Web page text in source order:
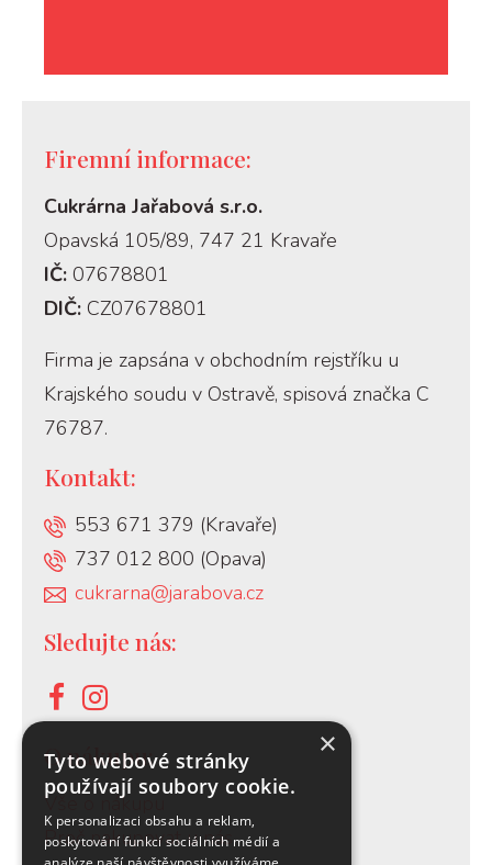
Firemní informace:
Cukrárna Jařabová s.r.o.
Opavská 105/89, 747 21 Kravaře
IČ: 07678801
DIČ: CZ07678801
Firma je zapsána v obchodním rejstříku u
Krajského soudu v Ostravě, spisová značka C
76787.
Kontakt:
553 671 379 (Kravaře)
737 012 800 (Opava)
cukrarna@jarabova.cz
Sledujte nás:
O nákupu:
Vše o nákupu
Proč nakupovat u nás
×
Tyto webové stránky
používají soubory cookie.
K personalizaci obsahu a reklam,
poskytování funkcí sociálních médií a